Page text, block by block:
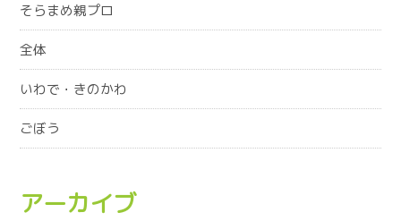
そらまめ親プロ
全体
いわで・きのかわ
ごぼう
アーカイブ